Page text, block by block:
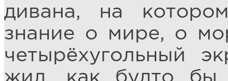
дивана, на
знание о мире, о
четырёхугольный
жил, как будто